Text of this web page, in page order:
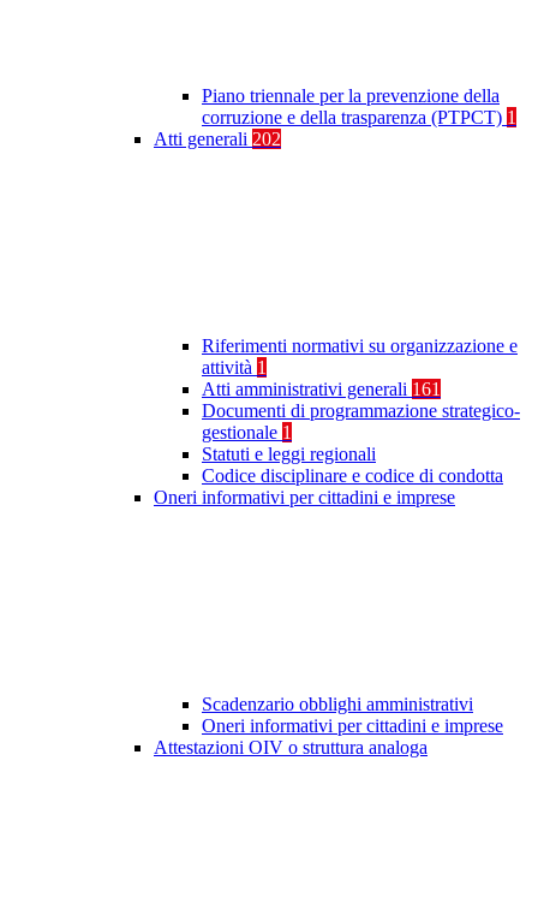
Piano triennale per la prevenzione della
corruzione e della trasparenza (PTPCT) 1
Atti generali 202
Riferimenti normativi su organizzazione e
attività 1
Atti amministrativi generali 161
Documenti di programmazione strategico-
gestionale 1
Statuti e leggi regionali
Codice disciplinare e codice di condotta
Oneri informativi per cittadini e imprese
Scadenzario obblighi amministrativi
Oneri informativi per cittadini e imprese
Attestazioni OIV o struttura analoga